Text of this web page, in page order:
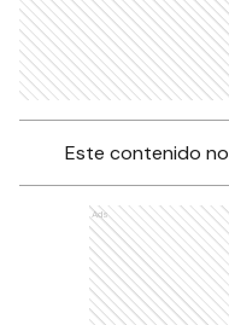
Este contenido
Ads